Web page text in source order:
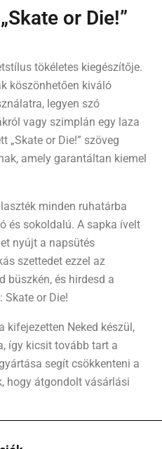
or Die!”
tökéletes kiegészítője.
köszönhetően kiváló
legyen szó
vagy szimplán egy laza
„Skate or Die!” szöveg
amely garantáltan kiemel
minden ruhatárba
és sokoldalú. A sapka ívelt
nyújt a napsütés
szettedet ezzel az
büszkén, és hirdesd a
or Die!
kifejezetten Neked készül,
így kicsit tovább tart a
segít csökkenteni a
hogy átgondolt vásárlási